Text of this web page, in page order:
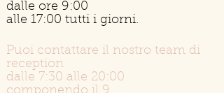
dalle ore 9:00
alle 17:00 tutti i giorni.
Puoi contattare il nostro team di
reception
dalle 7:30 alle 20:00